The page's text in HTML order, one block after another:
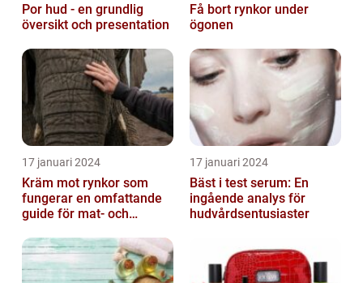
Por hud - en grundlig
översikt och presentation
Få bort rynkor under
ögonen
17 januari 2024
Kräm mot rynkor som
fungerar en omfattande
guide för mat- och
17 januari 2024
Bäst i test serum: En
ingående analys för
hudvårdsentusiaster